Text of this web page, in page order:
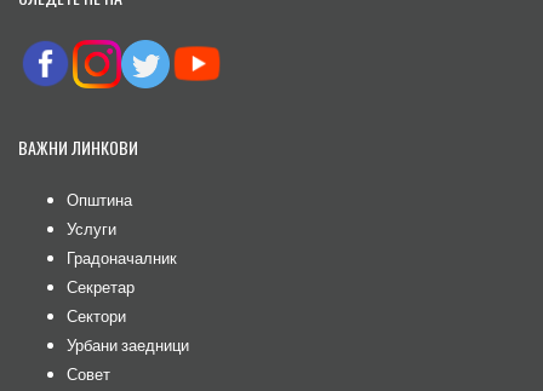
ВАЖНИ ЛИНКОВИ
Општина
Услуги
Градоначалник
Секретар
Сектори
Урбани заедници
Совет